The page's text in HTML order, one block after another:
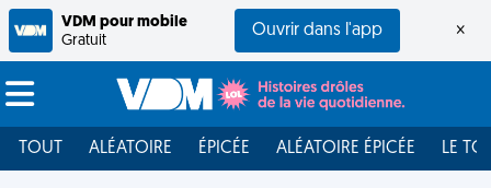
VDM pour mobile
Gratuit
Ouvrir dans l'app ×
TOUT ALÉATOIRE ÉPICÉE ALÉATOIRE ÉPICÉE LE